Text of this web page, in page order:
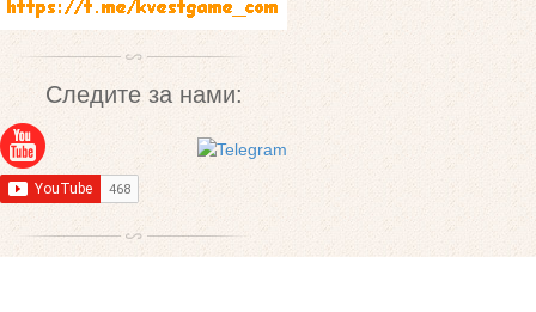
Следите за нами: